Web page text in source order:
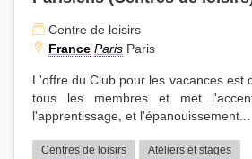
Centre de loisirs
France Paris Paris
L'offre du Club pour les vacances est
tous les membres et met
l'apprentissage, et l'épanouissement...
Centres de loisirs
Ateliers et stages